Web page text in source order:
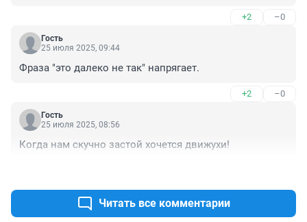
+2 –0
Гость
25 июля 2025, 09:44
Фраза "это далеко не так" напрягает.
+2 –0
Гость
25 июля 2025, 08:56
Когда нам скучно застой хочется движухи!
Читать все комментарии